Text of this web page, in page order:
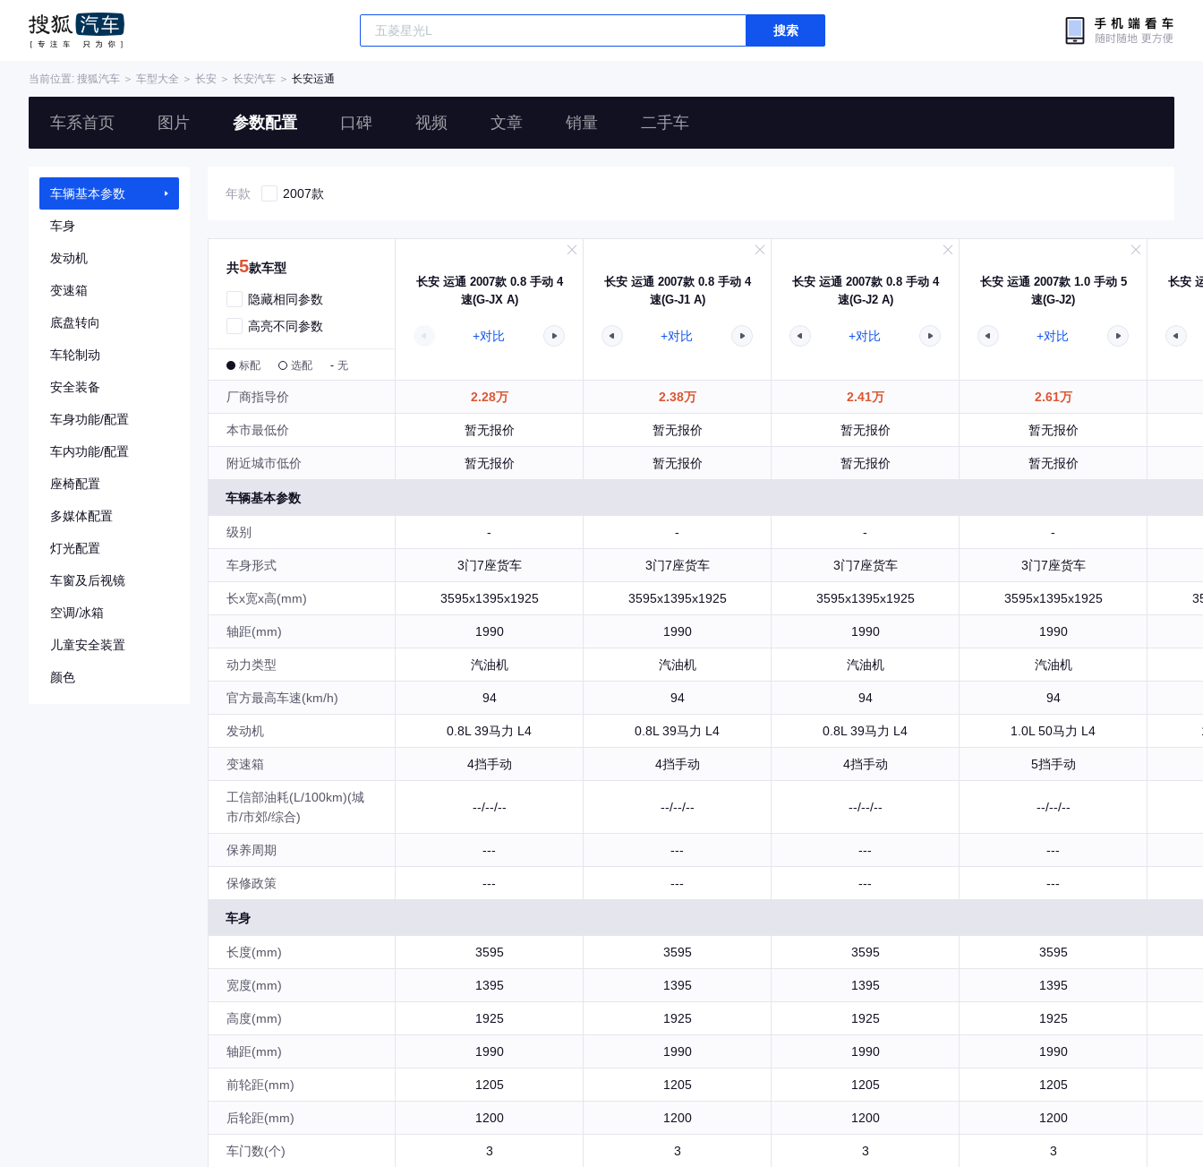
搜索
当前位置: 搜狐汽车 ＞ 车型大全 ＞ 长安 ＞ 长安汽车 ＞ 长安运通
车系首页 图片 参数配置 口碑 视频 文章 销量 二手车
车辆基本参数
车身
发动机
变速箱
底盘转向
车轮制动
安全装备
车身功能/配置
车内功能/配置
座椅配置
多媒体配置
灯光配置
车窗及后视镜
空调/冰箱
儿童安全装置
颜色
年款 2007款
共5款车型
隐藏相同参数
高亮不同参数
标配 选配 - 无
长安 运通 2007款 0.8 手动 4
速(G-JX A)
+对比
长安 运通 2007款 0.8 手动 4
速(G-J1 A)
+对比
长安 运通 2007款 0.8 手动 4
速(G-J2 A)
+对比
长安 运通 2007款 1.0 手动 5
速(G-J2)
+对比
长安
厂商指导价 2.28万 2.38万 2.41万 2.61万
本市最低价 暂无报价 暂无报价 暂无报价 暂无报价
附近城市低价 暂无报价 暂无报价 暂无报价 暂无报价
车辆基本参数
级别 - - - -
车身形式 3门7座货车 3门7座货车 3门7座货车 3门7座货车
长x宽x高(mm) 3595x1395x1925 3595x1395x1925 3595x1395x1925 3595x1395x1925
轴距(mm) 1990 1990 1990 1990
动力类型 汽油机 汽油机 汽油机 汽油机
官方最高车速(km/h) 94 94 94 94
发动机 0.8L 39马力 L4 0.8L 39马力 L4 0.8L 39马力 L4 1.0L 50马力 L4
变速箱 4挡手动 4挡手动 4挡手动 5挡手动
工信部油耗(L/100km)(城
市/市郊/综合)
--/--/-- --/--/-- --/--/-- --/--/--
保养周期 --- --- --- ---
保修政策 --- --- --- ---
车身
长度(mm) 3595 3595 3595 3595
宽度(mm) 1395 1395 1395 1395
高度(mm) 1925 1925 1925 1925
轴距(mm) 1990 1990 1990 1990
前轮距(mm) 1205 1205 1205 1205
后轮距(mm) 1200 1200 1200 1200
车门数(个) 3 3 3 3